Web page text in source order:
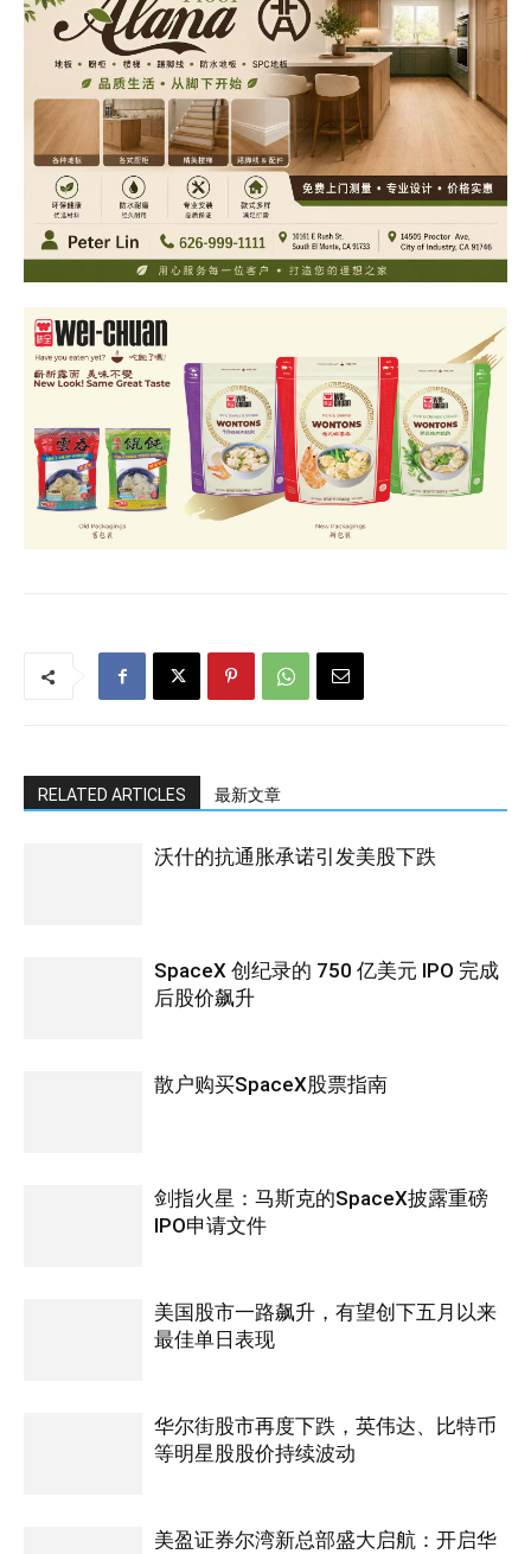
RELATED ARTICLES 最新文章
沃什的抗通胀承诺引发美股下跌
SpaceX 创纪录的 750 亿美元 IPO 完成
后股价飙升
散户购买SpaceX股票指南
剑指火星：马斯克的SpaceX披露重磅
IPO申请文件
美国股市一路飙升，有望创下五月以来
最佳单日表现
华尔街股市再度下跌，英伟达、比特币
等明星股股价持续波动
美盈证券尔湾新总部盛大启航：开启华